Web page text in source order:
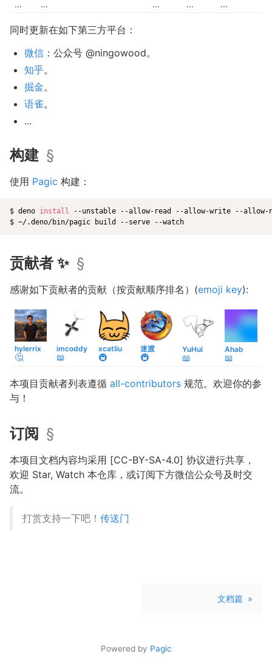
...
... ... ... ...
同时更新在如下第三方平台：
微信 ：公众号 @ningowood。
知乎。
掘金。
语雀。
...
构建 §
使用 Pagic 构建：
$ deno install --unstable --allow-read --allow-write --allow-
贡献者 ✨ §
感谢如下贡献者的贡献（按贡献顺序排名）(emoji key):
hylerrix
🤔
imcoddy
📖
xcatliu
🚇
迷渡
🚇
YuHui
📖
Ahab
📖
本项目贡献者列表遵循 all-contributors 规范。欢迎你的参
与！
订阅 §
本项目文档内容均采用 [CC-BY-SA-4.0] 协议进行共享，
欢迎 Star, Watch 本仓库，或订阅下方微信公众号及时交
流。
打赏支持一下吧！ 传送门
文档篇 »
Powered by Pagic